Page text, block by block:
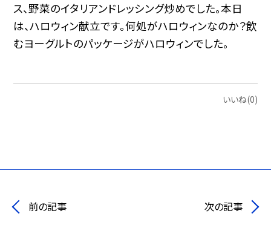
ス、野菜のイタリアンドレッシング炒めでした。本日
は、ハロウィン献立です。何処がハロウィンなのか？飲
むヨーグルトのパッケージがハロウィンでした。
いいね(0)
前の記事 次の記事